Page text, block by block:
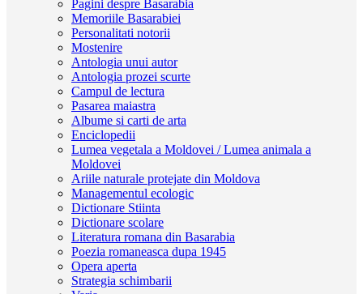
Pagini despre Basarabia
Memoriile Basarabiei
Personalitati notorii
Mostenire
Antologia unui autor
Antologia prozei scurte
Campul de lectura
Pasarea maiastra
Albume si carti de arta
Enciclopedii
Lumea vegetala a Moldovei / Lumea animala a
Moldovei
Ariile naturale protejate din Moldova
Managementul ecologic
Dictionare Stiinta
Dictionare scolare
Literatura romana din Basarabia
Poezia romaneasca dupa 1945
Opera aperta
Strategia schimbarii